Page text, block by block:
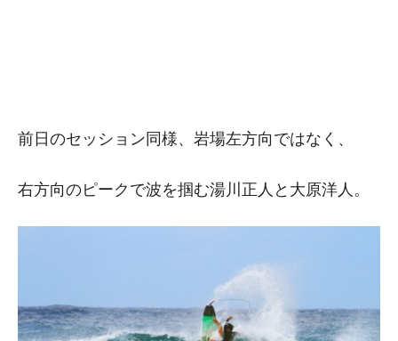
前日のセッション同様、岩場左方向ではなく、
右方向のピークで波を掴む湯川正人と大原洋人。